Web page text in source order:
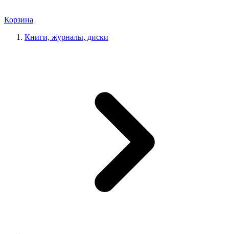
Корзина
Книги, журналы, диски